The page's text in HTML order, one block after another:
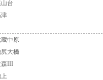
台
津
中原
大橋
森III